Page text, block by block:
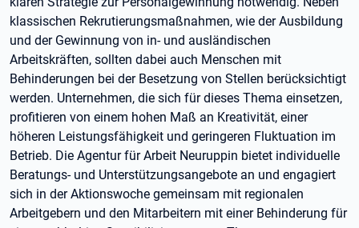
klassischen Rekrutierungsmaßnahmen, wie der Ausbildung
und der Gewinnung von in- und ausländischen
Arbeitskräften, sollten dabei auch Menschen mit
Behinderungen bei der Besetzung von Stellen berücksichtigt
werden. Unternehmen, die sich für dieses Thema einsetzen,
profitieren von einem hohen Maß an Kreativität, einer
höheren Leistungsfähigkeit und geringeren Fluktuation im
Betrieb. Die Agentur für Arbeit Neuruppin bietet individuelle
Beratungs- und Unterstützungsangebote an und engagiert
sich in der Aktionswoche gemeinsam mit regionalen
Arbeitgebern und den Mitarbeitern mit einer Behinderung für